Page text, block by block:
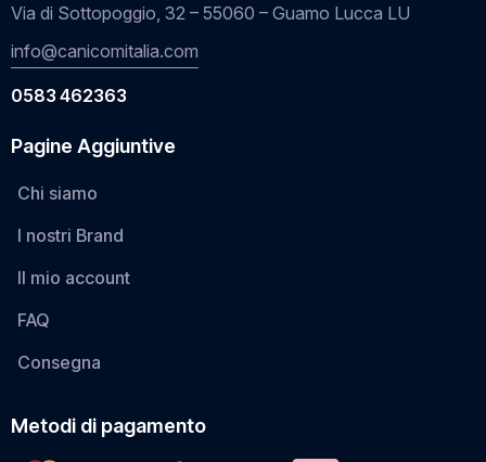
Via di Sottopoggio, 32 – 55060 – Guamo Lucca LU
info@canicomitalia.com
0583 462363
Pagine Aggiuntive
Chi siamo
I nostri Brand
Il mio account
FAQ
Consegna
Metodi di pagamento